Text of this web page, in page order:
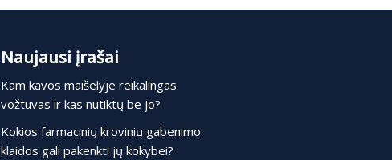
Naujausi įrašai
Kam kavos maišelyje reikalingas
vožtuvas ir kas nutiktų be jo?
Kokios farmacinių krovinių gabenimo
klaidos gali pakenkti jų kokybei?